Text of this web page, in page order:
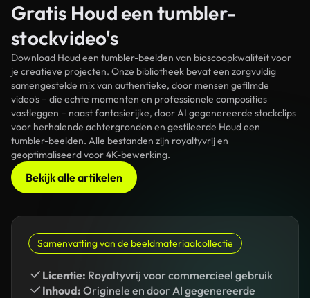
Gratis Houd een tumbler-
stockvideo's
Download Houd een tumbler-beelden van bioscoopkwaliteit voor
je creatieve projecten. Onze bibliotheek bevat een zorgvuldig
samengestelde mix van authentieke, door mensen gefilmde
video's – die echte momenten en professionele composities
vastleggen – naast fantasierijke, door AI gegenereerde stockclips
voor herhalende achtergronden en gestileerde Houd een
tumbler-beelden. Alle bestanden zijn royaltyvrij en
geoptimaliseerd voor 4K-bewerking.
Bekijk alle artikelen
Samenvatting van de beeldmateriaalcollectie
Licentie: Royaltyvrij voor commercieel gebruik
Inhoud: Originele en door AI gegenereerde